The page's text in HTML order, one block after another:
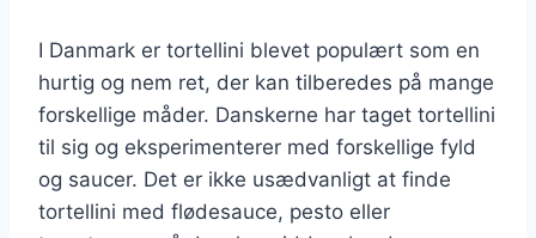
I Danmark er tortellini blevet populært som en
hurtig og nem ret, der kan tilberedes på mange
forskellige måder. Danskerne har taget tortellini
til sig og eksperimenterer med forskellige fyld
og saucer. Det er ikke usædvanligt at finde
tortellini med flødesauce, pesto eller